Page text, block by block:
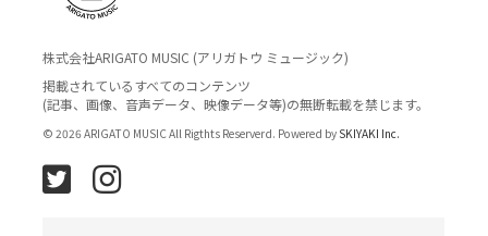
株式会社ARIGATO MUSIC (アリガトウ ミュージック)
掲載されているすべてのコンテンツ
(記事、画像、音声データ、映像データ等)の無断転載を禁じます。
© 2026 ARIGATO MUSIC All Rigthts Reserverd. Powered by SKIYAKI Inc.